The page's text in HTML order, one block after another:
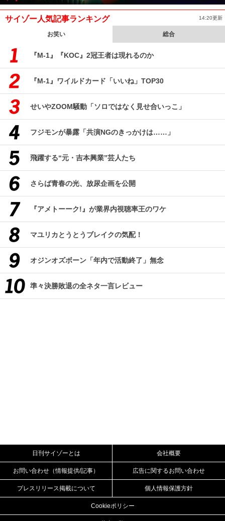
サイゾー人気記事ランキング 14:20更新
お笑い 総合
『M-1』『KOC』2冠王者は現れるのか
『M-1』ワイルドカード「いいね」TOP30
せいやZOOM騒動「ソロではなく見せ合いっこ」
フジモンが暴露「共演NGのきっかけは……」
飛躍する“元・吉本興業”芸人たち
さらば青春の光、放尿企画を公開
『アメトーーク!』が業界内視聴率王のワケ
マユリカとうとうブレイクの気配！
オジンオズボーン「年内で活動終了」無念
準々決勝敗退の全ネタ一言レビュー
日刊サイゾーとは 会社概要
お問い合わせ（情報提供/記事） 広告に関するお問い合わせ
プレスリリース掲載について 個人情報保護方針
Cookieポリシー